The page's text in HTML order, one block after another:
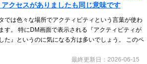
アクセスがありましたも同じ意味です
では色々な場所でアクティビティという言葉が使わ
す。 特にDM画面で表示される『アクティビティが
た』というのに気になる方は多いでしょう。 このペ
最終更新日：2026-06-15